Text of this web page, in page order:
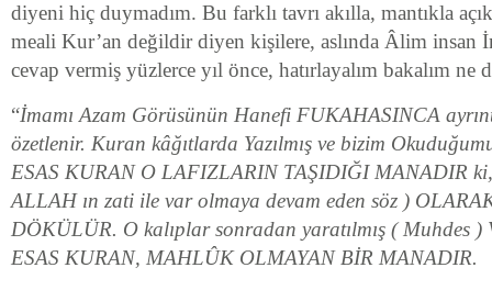
diyeni hiç duymadım. Bu farklı tavrı akılla, mantıkla
meali Kur’an değildir diyen kişilere, aslında Âlim insan
cevap vermiş yüzlerce yıl önce, hatırlayalım bakalım ne
“İmamı Azam Görüsünün Hanefi FUKAHASINCA
özetlenir. Kuran kâğıtlarda Yazılmış ve bizim
ESAS KURAN O LAFIZLARIN TAŞIDIĞI MANADIR
ALLAH ın zati ile var olmaya devam eden söz )
DÖKÜLÜR. O kalıplar sonradan yaratılmış ( Muhdes )
ESAS KURAN, MAHLÛK OLMAYAN BİR MANADIR.